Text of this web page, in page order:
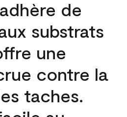
de
substrats
une
contre la
taches.